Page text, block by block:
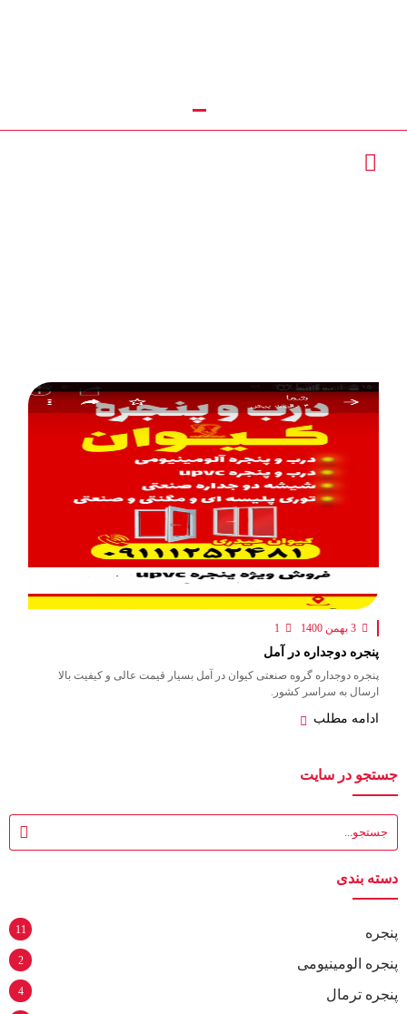
ساخت درب و پنجره
پنجره دوجداره در آمل
پنجره دوجداره گروه صنعتی کیوان در آمل بسیار قیمت عالی و کیفیت بالا
ارسال به سراسر کشور.
ادامه مطلب
جستجو در سایت
دسته بندی
پنجره 11
پنجره الومینیومی 2
پنجره ترمال 4